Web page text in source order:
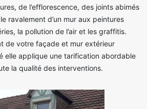
de l’efflorescence, des joints abimés
ravalement d’un mur aux peintures
la pollution de l’air et les graffitis.
de votre façade et mur extérieur
elle applique une tarification abordable
la qualité des interventions.